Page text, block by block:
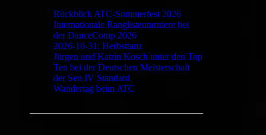
Rückblick ATC-Sommerfest 2026
Internationale Ranglistenturniere bei
der DanceComp 2026
2026-10-31: Herbsttanz
Jürgen und Katrin Kosch unter den Top
Ten bei der Deutschen Meisterschaft
der Sen IV Standard
Wandertag beim ATC